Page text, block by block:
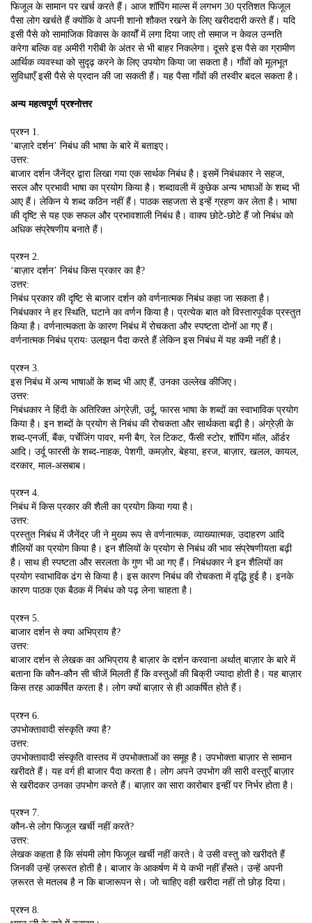
फिजूल के सामान पर खर्च करते हैं। आज शॉपिंग माल्स में लगभग 30 प्रतिशत फिजूल
पैसा लोग खर्चते हैं क्योंकि वे अपनी शानो शौकत रखने के लिए खरीददारी करते हैं। यदि
इसी पैसे को सामाजिक विकास के कार्यों में लगा दिया जाए तो समाज न केवल उन्नति
करेगा बल्कि वह अमीरी गरीबी के अंतर से भी बाहर निकलेगा। दूसरे इस पैसे का ग्रामीण
आर्थिक व्यवस्था को सुदृढ़ करने के लिए उपयोग किया जा सकता है। गाँवों को मूलभूत
सुविधाएँ इसी पैसे से प्रदान की जा सकती हैं। यह पैसा गाँवों की तस्वीर बदल सकता है।
अन्य महत्वपूर्ण प्रश्नोत्तर
प्रश्न 1.
‘बाज़ारे दर्शन’ निबंध की भाषा के बारे में बताइए।
उत्तर:
बाजार दर्शन जैनेंद्र द्वारा लिखा गया एक सार्थक निबंध है। इसमें निबंधकार ने सहज,
सरल और प्रभावी भाषा का प्रयोग किया है। शब्दावली में कुछेक अन्य भाषाओं के शब्द भी
आए हैं। लेकिन ये शब्द कठिन नहीं हैं। पाठक सहजता से इन्हें ग्रहण कर लेता है। भाषा
की दृष्टि से यह एक सफल और प्रभावशाली निबंध है। वाक्य छोटे-छोटे हैं जो निबंध को
अधिक संप्रेषणीय बनाते हैं।
प्रश्न 2.
‘बाज़ार दर्शन’ निबंध किस प्रकार का है?
उत्तर:
निबंध प्रकार की दृष्टि से बाजार दर्शन को वर्णनात्मक निबंध कहा जा सकता है।
निबंधकार ने हर स्थिति, घटाने का वर्णन किया है। प्रत्येक बात को विस्तारपूर्वक प्रस्तुत
किया है। वर्णनात्मकता के कारण निबंध में रोचकता और स्पष्टता दोनों आ गए हैं।
वर्णनात्मक निबंध प्रायः उलझन पैदा करते हैं लेकिन इस निबंध में यह कमी नहीं है।
प्रश्न 3.
इस निबंध में अन्य भाषाओं के शब्द भी आए हैं, उनका उल्लेख कीजिए।
उत्तर:
निबंधकार ने हिंदी के अतिरिक्त अंग्रेज़ी, उर्दू, फारस भाषा के शब्दों का स्वाभाविक प्रयोग
किया है। इन शब्दों के प्रयोग से निबंध की रोचकता और सार्थकता बढ़ी है। अंग्रेज़ी के
शब्द-एनर्जी, बैंक, पर्चेजिंग पावर, मनी बैग, रेल टिकट, फैंसी स्टोर, शॉपिंग मॉल, ऑर्डर
आदि। उर्दू फारसी के शब्द-नाहक, पेशगी, कमज़ोर, बेहया, हरज, बाज़ार, खलल, कायल,
दरकार, माल-असबाब।
प्रश्न 4.
निबंध में किस प्रकार की शैली का प्रयोग किया गया है।
उत्तर:
प्रस्तुत निबंध में जैनेंद्र जी ने मुख्य रूप से वर्णनात्मक, व्याख्यात्मक, उदाहरण आदि
शैलियों का प्रयोग किया है। इन शैलियों के प्रयोग से निबंध की भाव संप्रेषणीयता बढ़ी
है। साथ ही स्पष्टता और सरलता के गुण भी आ गए हैं। निबंधकार ने इन शैलियों का
प्रयोग स्वाभाविक ढंग से किया है। इस कारण निबंध की रोचकता में वृद्धि हुई है। इनके
कारण पाठक एक बैठक में निबंध को पढ़ लेना चाहता है।
प्रश्न 5.
बाजार दर्शन से क्या अभिप्राय है?
उत्तर:
बाजार दर्शन से लेखक का अभिप्राय है बाज़ार के दर्शन करवाना अर्थात् बाज़ार के बारे में
बताना कि कौन-कौन सी चीजें मिलती हैं कि वस्तुओं की बिक्री ज्यादा होती है। यह बाज़ार
किस तरह आकर्षित करता है। लोग क्यों बाज़ार से ही आकर्षित होते हैं।
प्रश्न 6.
उपभोक्तावादी संस्कृति क्या है?
उत्तर:
उपभोक्तावादी संस्कृति वास्तव में उपभोक्ताओं का समूह है। उपभोक्ता बाज़ार से सामान
खरीदते हैं। यह वर्ग ही बाजार पैदा करता है। लोग अपने उपभोग की सारी वस्तुएँ बाज़ार
से खरीदकर उनका उपभोग करते हैं। बाज़ार का सारा कारोबार इन्हीं पर निर्भर होता है।
प्रश्न 7.
कौन-से लोग फिजूल खर्ची नहीं करते?
उत्तर:
लेखक कहता है कि संयमी लोग फिजूल खर्ची नहीं करते। वे उसी वस्तु को खरीदते हैं
जिनकी उन्हें ज़रूरत होती है। बाजार के आकर्षण में ये कभी नहीं हँसते। उन्हें अपनी
ज़रूरत से मतलब है न कि बाजारूपन से। जो चाहिए वही खरीदा नहीं तो छोड़ दिया।
प्रश्न 8.